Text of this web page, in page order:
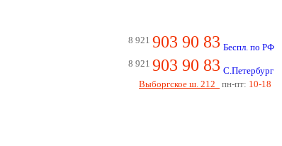
8 921 903 90 83 Беспл. по РФ
8 921 903 90 83 С.Петербург
Выборгское ш. 212
пн-пт: 10-18